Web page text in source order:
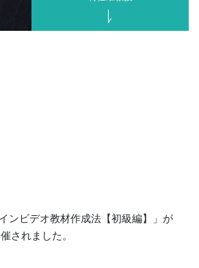
ンビデオ教材作成法【初級編】」が
されました。